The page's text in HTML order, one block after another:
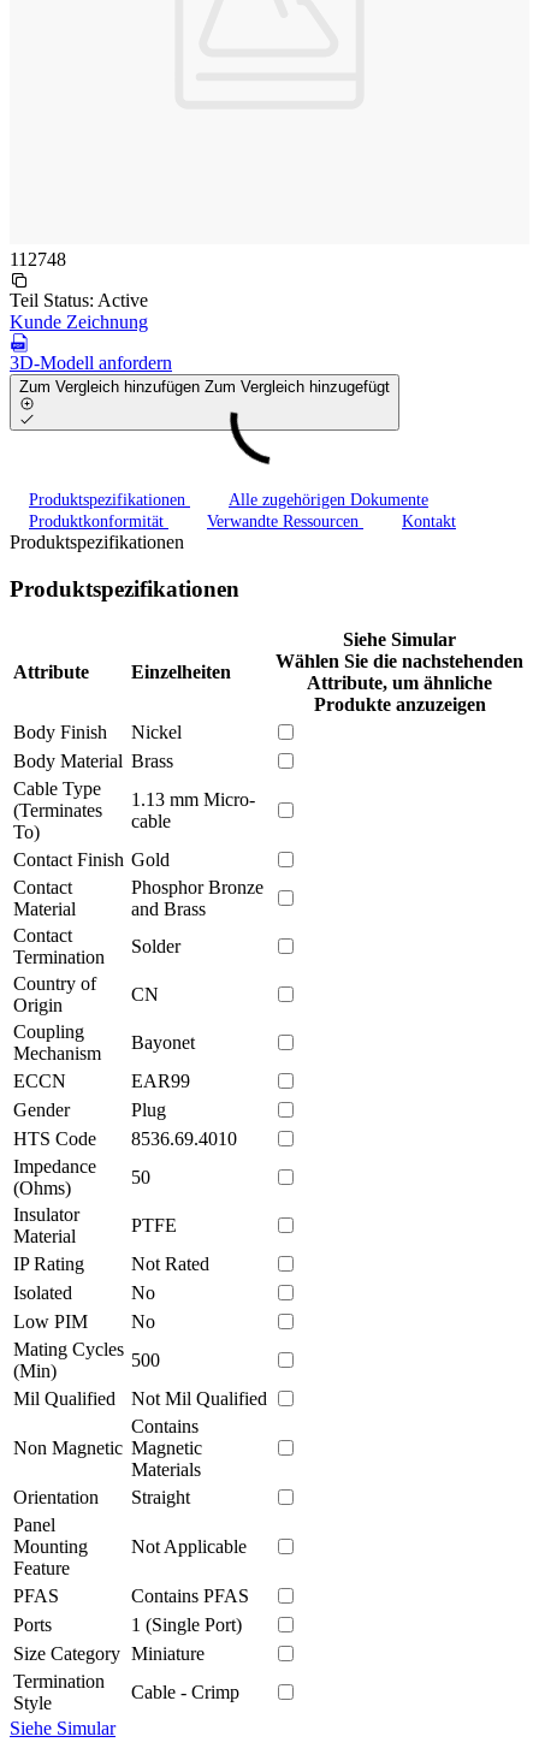
112748
Teil Status: Active
Kunde Zeichnung
3D-Modell anfordern
Zum Vergleich hinzufügen Zum Vergleich hinzugefügt
Produktspezifikationen
Alle zugehörigen Dokumente
Produktkonformität
Verwandte Ressourcen Kontakt
Produktspezifikationen
Produktspezifikationen
Attribute Einzelheiten
Siehe Simular
Wählen Sie die nachstehenden
Attribute, um ähnliche
Produkte anzuzeigen
Body Finish
Nickel
Body Material Brass
Cable Type
(Terminates
To)
1.13 mm Micro-
cable
Contact Finish Gold
Contact
Material
Phosphor Bronze
and Brass
Contact
Termination
Solder
Country of
Origin
CN
Coupling
Mechanism
Bayonet
ECCN
EAR99
Gender
Plug
HTS Code
8536.69.4010
Impedance
(Ohms)
50
Insulator
Material
PTFE
IP Rating
Not Rated
Isolated
No
Low PIM
No
Mating Cycles
(Min)
500
Mil Qualified
Not Mil Qualified
Non Magnetic
Contains
Magnetic
Materials
Orientation
Straight
Panel
Mounting
Feature
Not Applicable
PFAS
Contains PFAS
Ports
1 (Single Port)
Size Category Miniature
Termination
Style
Cable - Crimp
Siehe Simular